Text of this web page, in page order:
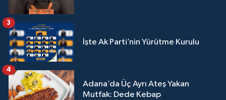
İşte Ak Parti’nin Yürütme Kurulu
3
Adana’da Üç Ayrı Ateş Yakan
Mutfak: Dede Kebap
4